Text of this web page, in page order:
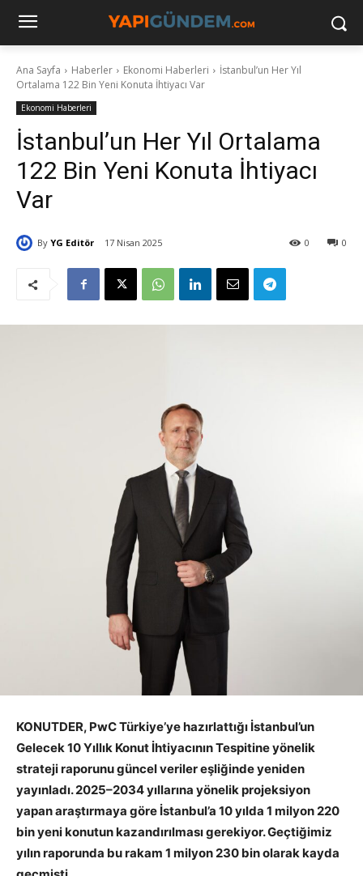
Ana Sayfa Haberler Ekonomi Haberleri
İstanbul’un Her Yıl
Ortalama 122 Bin Yeni Konuta İhtiyacı Var
Ekonomi Haberleri
İstanbul’un Her Yıl Ortalama
122 Bin Yeni Konuta İhtiyacı
Var
By YG Editör 17 Nisan 2025 0
0
KONUTDER, PwC Türkiye’ye hazırlattığı İstanbul’un
Gelecek 10 Yıllık Konut İhtiyacının Tespitine yönelik
strateji raporunu güncel veriler eşliğinde yeniden
yayınladı. 2025–2034 yıllarına yönelik projeksiyon
yapan araştırmaya göre İstanbul’a 10 yılda 1 milyon 220
bin yeni konutun kazandırılması gerekiyor. Geçtiğimiz
yılın raporunda bu rakam 1 milyon 230 bin olarak kayda